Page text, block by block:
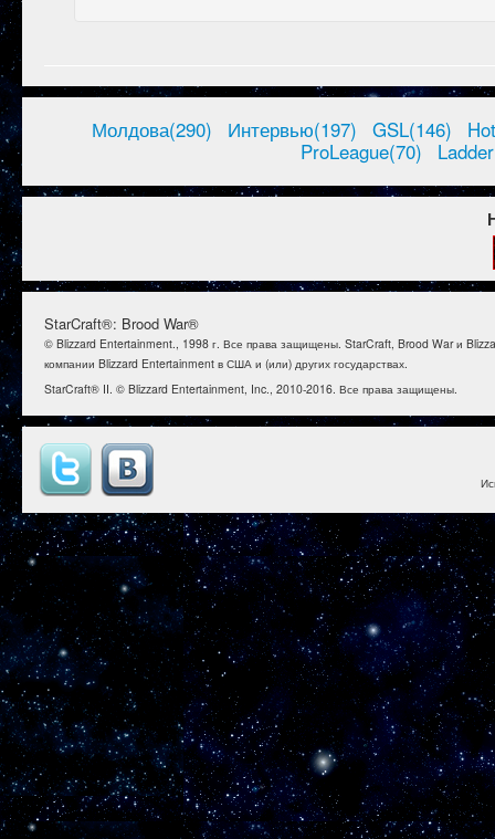
Молдова(290) Интервью(197) GSL(146)
ProLeague(70)
StarCraft®: Brood War®
© Blizzard Entertainment., 1998 г. Все права защищены. StarCraft, Brood War и
компании Blizzard Entertainment в США и (или) других государствах.
StarCraft® II. © Blizzard Entertainment, Inc., 2010-2016. Все права защищены.